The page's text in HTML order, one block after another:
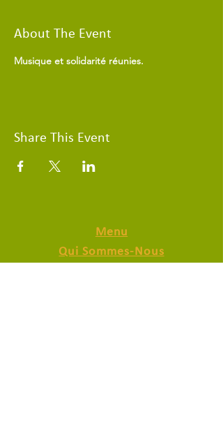
About The Event
Musique et solidarité réunies.
Share This Event
Menu
Qui Sommes-Nous